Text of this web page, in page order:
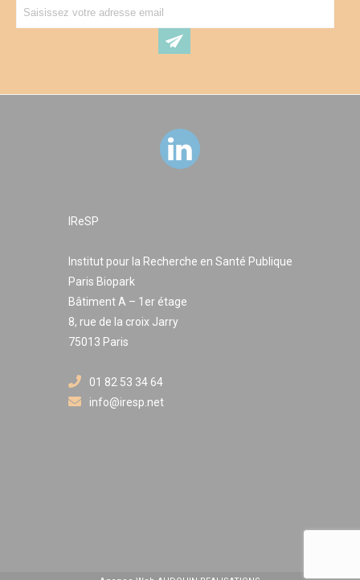
IReSP
Institut pour la Recherche en Santé Publique
Paris Biopark
Bâtiment A – 1er étage
8, rue de la croix Jarry
75013 Paris
01 82 53 34 64
info@iresp.net